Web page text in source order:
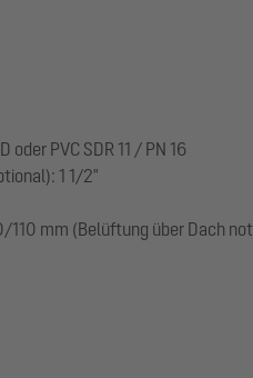
PVC SDR 11 / PN 16
1 1/2"
mm (Belüftung über Dach